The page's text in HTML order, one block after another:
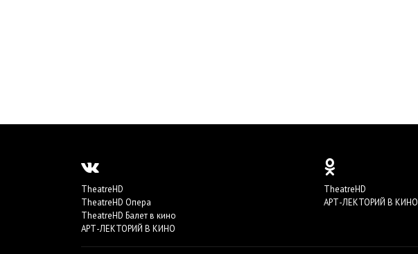
TheatreHD
TheatreHD Опера
TheatreHD Балет в кино
АРТ-ЛЕКТОРИЙ В КИНО
TheatreHD
АРТ-ЛЕКТОРИЙ В КИНО